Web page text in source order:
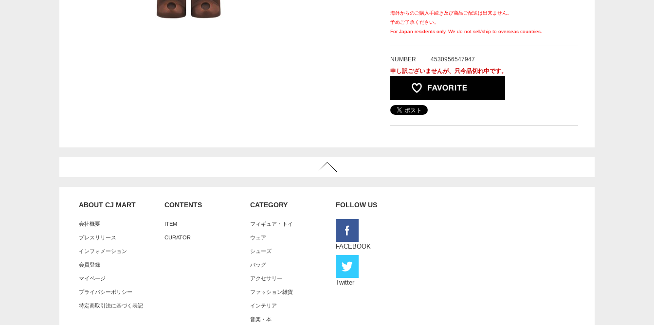
海外からのご購入手続き及び商品ご配送は出来ません。
予めご了承ください。
For Japan residents only. We do not sell/ship to overseas countries.
NUMBER
4530956547947
申し訳ございませんが、只今品切れ中です。
ABOUT CJ MART
会社概要
プレスリリース
インフォメーション
会員登録
マイページ
プライバシーポリシー
特定商取引法に基づく表記
CONTENTS
ITEM
CURATOR
CATEGORY
フィギュア・トイ
ウェア
シューズ
バッグ
アクセサリー
ファッション雑貨
インテリア
音楽・本
FOLLOW US
FACEBOOK
Twitter